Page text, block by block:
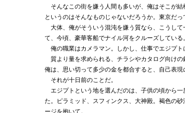
そんなこの街を嫌う人間も多いが、俺はそこが
というのはそんなものじゃないだろうか。東京だっ
大体、俺がそういう混沌を嫌う質なら、こうし
て、今頃、豪華客船でナイル河をクルーズしている。
俺の職業はカメラマン。しかし、仕事でエジプト
質より量を求められる、チラシやカタログ向け
俺は、思い切って多少の金を都合すると、自己表
それが十日前のことだ。
エジプトという地を選んだのは、子供の頃から
た。ピラミッド、スフィンクス、大神殿。褐色の
ージを抱いて。